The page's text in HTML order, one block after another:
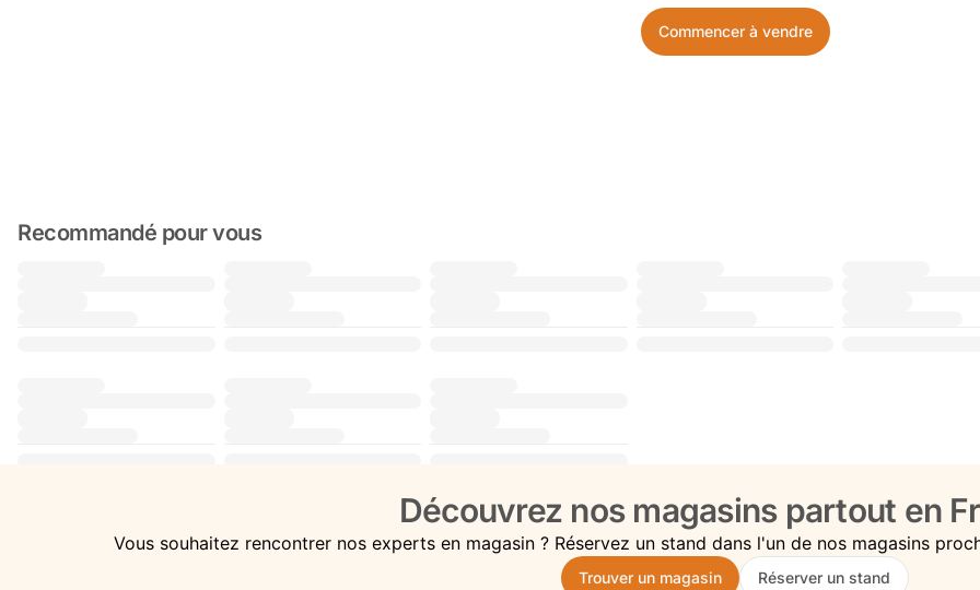
Commencer à vendre
Recommandé pour vous
Découvrez nos magasins partout en
Vous souhaitez rencontrer nos experts en magasin ? Réservez un stand dans l'un de nos magasins
Trouver un magasin Réserver un stand